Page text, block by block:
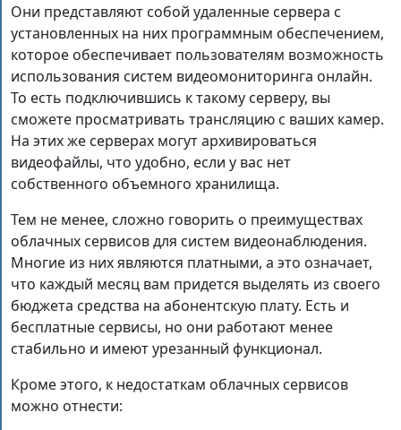
Они представляют собой удаленные сервера с
установленных на них программным обеспечением,
которое обеспечивает пользователям возможность
использования систем видеомониторинга онлайн.
То есть подключившись к такому серверу, вы
сможете просматривать трансляцию с ваших камер.
На этих же серверах могут архивироваться
видеофайлы, что удобно, если у вас нет
собственного объемного хранилища.
Тем не менее, сложно говорить о преимуществах
облачных сервисов для систем видеонаблюдения.
Многие из них являются платными, а это означает,
что каждый месяц вам придется выделять из своего
бюджета средства на абонентскую плату. Есть и
бесплатные сервисы, но они работают менее
стабильно и имеют урезанный функционал.
Кроме этого, к недостаткам облачных сервисов
можно отнести: